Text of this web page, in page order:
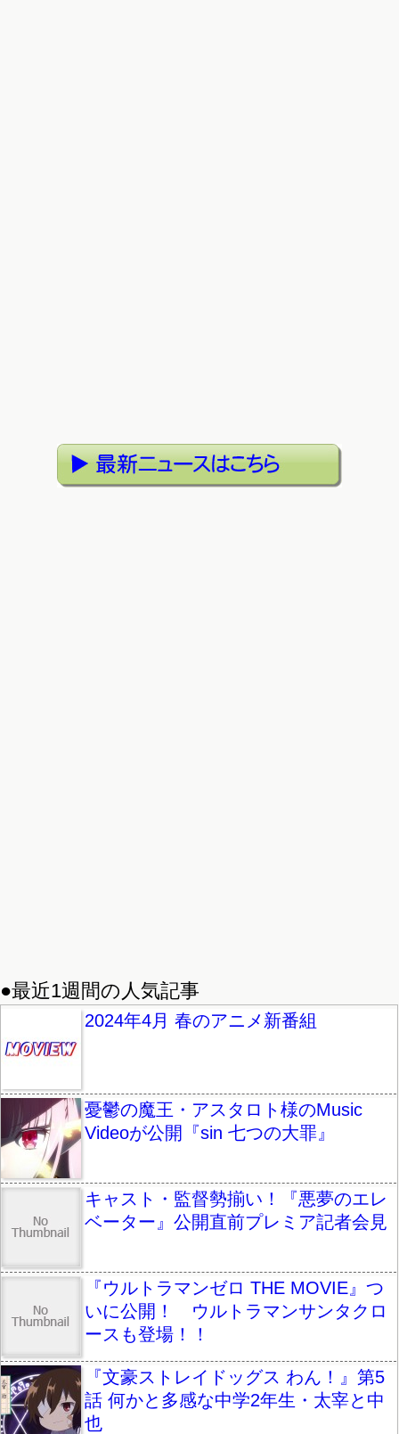
●最近1週間の人気記事
2024年4月 春のアニメ新番組
憂鬱の魔王・アスタロト様のMusic
Videoが公開『sin 七つの大罪』
キャスト・監督勢揃い！『悪夢のエレ
ベーター』公開直前プレミア記者会見
『ウルトラマンゼロ THE MOVIE』つ
いに公開！ ウルトラマンサンタクロ
ースも登場！！
『文豪ストレイドッグス わん！』第5
話 何かと多感な中学2年生・太宰と中
也